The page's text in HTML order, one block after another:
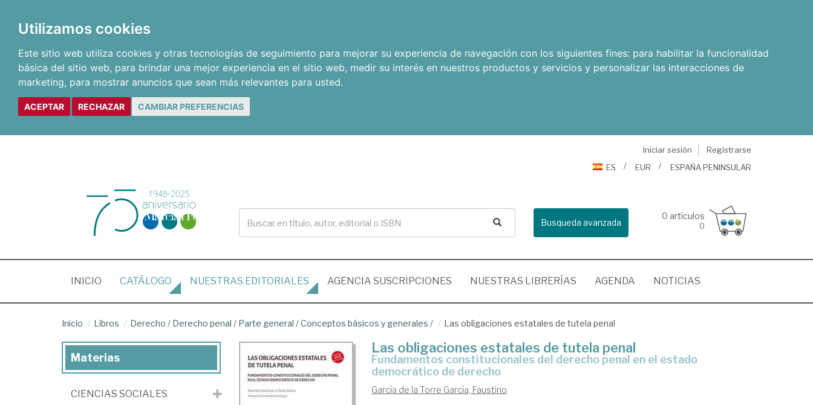
Utilizamos cookies
Este sitio web utiliza cookies y otras tecnologías de seguimiento para mejorar su experiencia de navegación con los siguientes fines: para habilitar la funcionalidad
básica del sitio web, para brindar una mejor experiencia en el sitio web, medir su interés en nuestros productos y servicios y personalizar las interacciones de
marketing, para mostrar anuncios que sean más relevantes para usted.
ACEPTAR RECHAZAR CAMBIAR PREFERENCIAS
Iniciar sesión
Registrarse
ES
EUR ESPAÑA PENINSULAR
Busqueda avanzada
0 artículos
0
INICIO (CURRENT)
CATÁLOGO NUESTRAS EDITORIALES AGENCIA SUSCRIPCIONES NUESTRAS LIBRERÍAS AGENDA NOTICIAS
Inicio Libros Derecho / Derecho penal / Parte general /Conceptos básicos y generales / Las obligaciones estatales de tutela penal
Las obligaciones estatales de tutela penal
Fundamentos constitucionales del derecho penal en el estado
democrático de derecho
García de la Torre García, Faustino
Materias
CIENCIAS SOCIALES